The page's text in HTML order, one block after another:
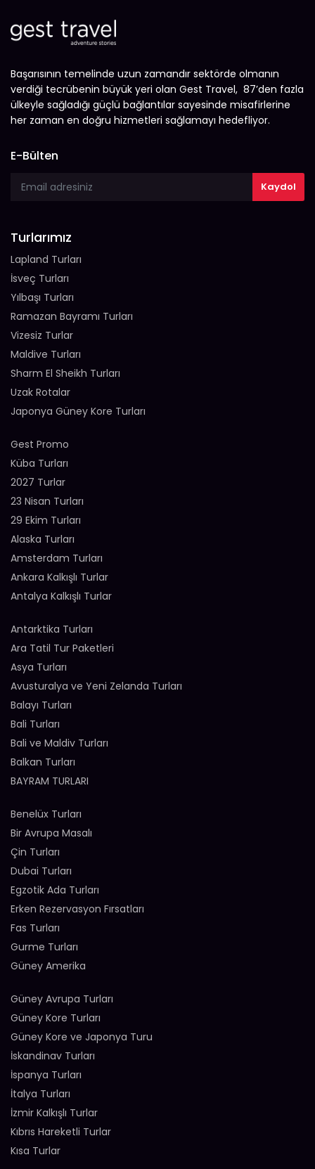
Başarısının temelinde uzun zamandır sektörde olmanın
verdiği tecrübenin büyük yeri olan Gest Travel, 87’den fazla
ülkeyle sağladığı güçlü bağlantılar sayesinde misafirlerine
her zaman en doğru hizmetleri sağlamayı hedefliyor.
E-Bülten
Turlarımız
Lapland Turları
İsveç Turları
Yılbaşı Turları
Ramazan Bayramı Turları
Vizesiz Turlar
Maldive Turları
Sharm El Sheikh Turları
Uzak Rotalar
Japonya Güney Kore Turları
Gest Promo
Küba Turları
2027 Turlar
23 Nisan Turları
29 Ekim Turları
Alaska Turları
Amsterdam Turları
Ankara Kalkışlı Turlar
Antalya Kalkışlı Turlar
Antarktika Turları
Ara Tatil Tur Paketleri
Asya Turları
Avusturalya ve Yeni Zelanda Turları
Balayı Turları
Bali Turları
Bali ve Maldiv Turları
Balkan Turları
BAYRAM TURLARI
Benelüx Turları
Bir Avrupa Masalı
Çin Turları
Dubai Turları
Egzotik Ada Turları
Erken Rezervasyon Fırsatları
Fas Turları
Gurme Turları
Güney Amerika
Güney Avrupa Turları
Güney Kore Turları
Güney Kore ve Japonya Turu
İskandinav Turları
İspanya Turları
İtalya Turları
İzmir Kalkışlı Turlar
Kıbrıs Hareketli Turlar
Kısa Turlar